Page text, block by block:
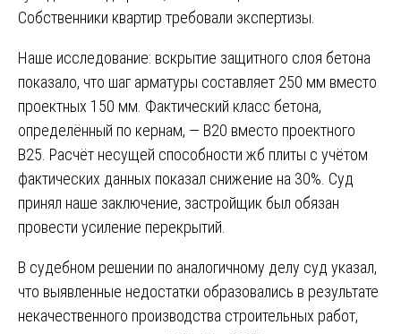
Собственники квартир требовали экспертизы.
Наше исследование: вскрытие защитного слоя бетона
показало, что шаг арматуры составляет 250 мм вместо
проектных 150 мм. Фактический класс бетона,
определённый по кернам, — В20 вместо проектного
В25. Расчёт несущей способности жб плиты с учётом
фактических данных показал снижение на 30%. Суд
принял наше заключение, застройщик был обязан
провести усиление перекрытий.
В судебном решении по аналогичному делу суд указал,
что выявленные недостатки образовались в результате
некачественного производства строительных работ,